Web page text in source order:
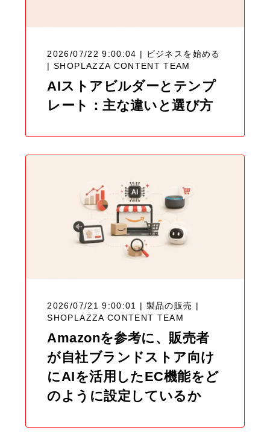
2026/07/22 9:00:04 | ビジネスを始める
|SHOPLAZZA CONTENT TEAM
AIストアビルダーとテンプ
レート：主な違いと選び方
2026/07/21 9:00:01 | 製品の販売 |
SHOPLAZZA CONTENT TEAM
Amazonを参考に、販売者
が自社ブランドストア向け
にAIを活用したEC機能をど
のように設定しているか